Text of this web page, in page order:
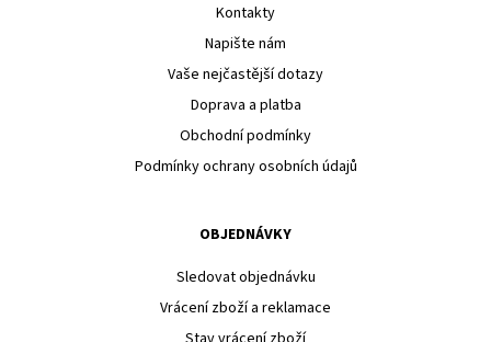
Kontakty
Napište nám
Vaše nejčastější dotazy
Doprava a platba
Obchodní podmínky
Podmínky ochrany osobních údajů
OBJEDNÁVKY
Sledovat objednávku
Vrácení zboží a reklamace